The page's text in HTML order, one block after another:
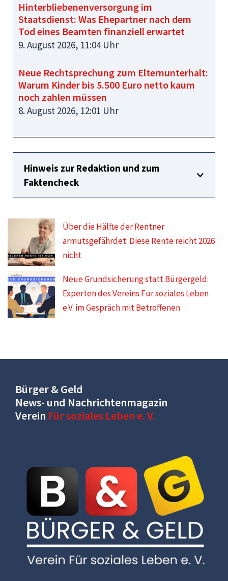
Hinterbliebenenversorgung im
Staatsdienst: Was Ehepartner nach dem
Tod eines Beamten finanziell erwartet
9. August 2026, 11:04 Uhr
Neue Rechtsprechung zum Elternunterhalt:
Warum Kinder bis 5.500 Euro netto kaum
noch zahlen müssen
8. August 2026, 12:01 Uhr
Hinweis zur Redaktion und zum
Faktencheck
Über die Hälfte der Rentner
armutsgefährdet: Diese Rente reicht 2026
nicht
Neue Grundsicherung statt Bürgergeld:
Experten des Vereins Für soziales Leben
e.V. im Gespräch mit Betroffenen
Bürger & Geld
News- und Nachrichtenmagazin
Verein Für soziales Leben e. V.